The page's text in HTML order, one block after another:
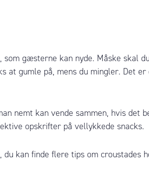
gæsterne kan nyde. Måske skal
at gumle på, mens du mingler. Det
nemt kan vende sammen, hvis det
opskrifter på vellykkede snacks.
kan finde flere tips om croustades